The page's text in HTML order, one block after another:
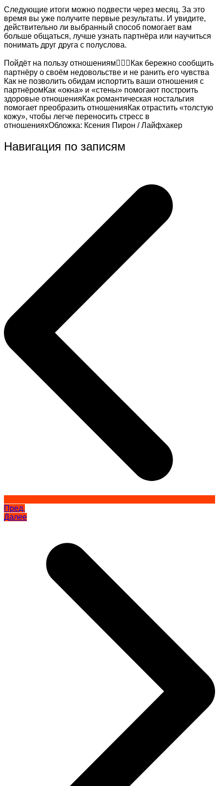
Следующие итоги можно подвести через месяц. За это
время вы уже получите первые результаты. И увидите,
действительно ли выбранный способ помогает вам
больше общаться, лучше узнать партнёра или научиться
понимать друг друга с полуслова.
Пойдёт на пользу отношениям👩‍❤️‍👨Как бережно сообщить
партнёру о своём недовольстве и не ранить его чувства
Как не позволить обидам испортить ваши отношения с
партнёромКак «окна» и «стены» помогают построить
здоровые отношенияКак романтическая ностальгия
помогает преобразить отношенияКак отрастить «толстую
кожу», чтобы легче переносить стресс в
отношенияхОбложка: Ксения Пирон / Лайфхакер
Навигация по записям
Пред.
Далее